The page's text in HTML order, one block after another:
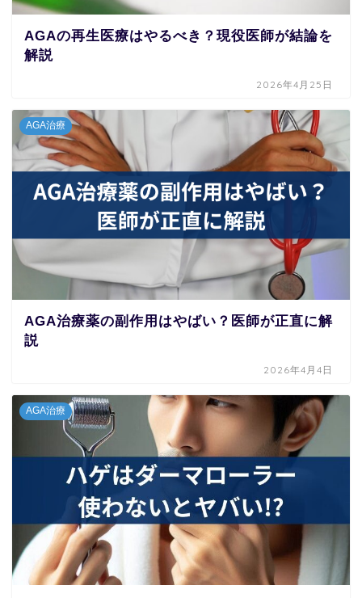
AGAの再生医療はやるべき？現役医師が結論を
解説
2026年4月25日
AGA治療
AGA治療薬の副作用はやばい？医師が正直に解
説
2026年4月4日
AGA治療